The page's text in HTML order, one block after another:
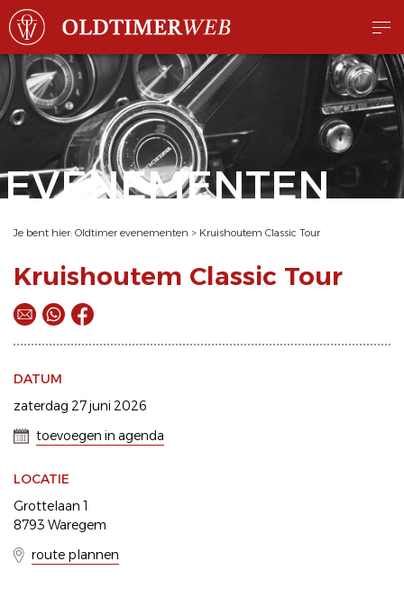
EVENEMENTEN
Je bent hier: Oldtimer evenementen > Kruishoutem Classic Tour
Kruishoutem Classic Tour
DATUM
zaterdag 27 juni 2026
toevoegen in agenda
LOCATIE
Grottelaan 1
8793 Waregem
route plannen